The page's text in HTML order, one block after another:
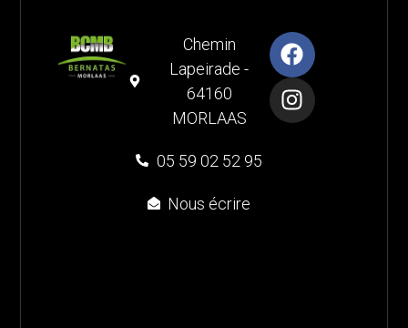
Chemin
Lapeirade -
64160
MORLAAS
05 59 02 52 95
Nous écrire